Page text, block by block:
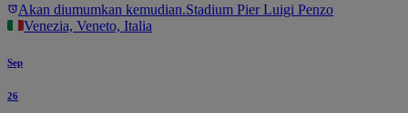
Akan diumumkan kemudian.Stadium Pier Luigi Penzo
Venezia, Veneto, Italia
Sep
26